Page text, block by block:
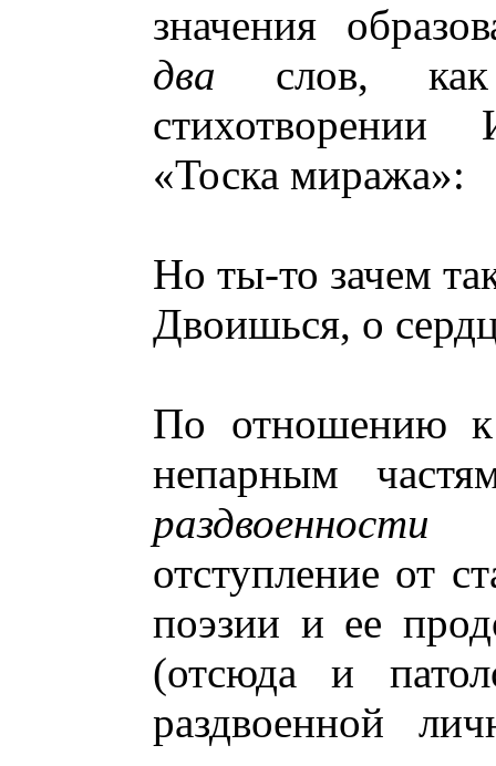
значения
два слов,
стихотворении
«Тоска миража»:
Но ты-то зачем
Двоишься, о
По отношению к
непарным
раздвоенности
отступление от
поэзии и ее
(отсюда и
раздвоенной